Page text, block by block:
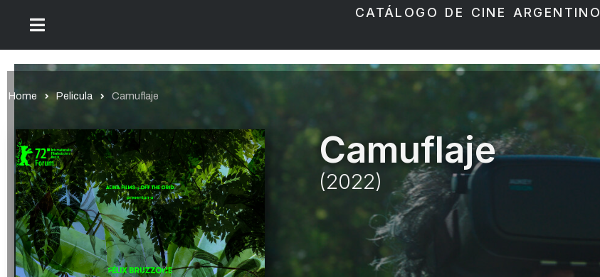
CATÁLOGO DE CINE ARGENTINO
Home Pelicula Camuflaje
Camuflaje
(2022)